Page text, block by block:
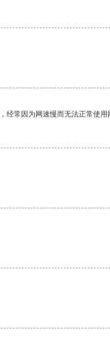
常因为网速慢而无法正常使用